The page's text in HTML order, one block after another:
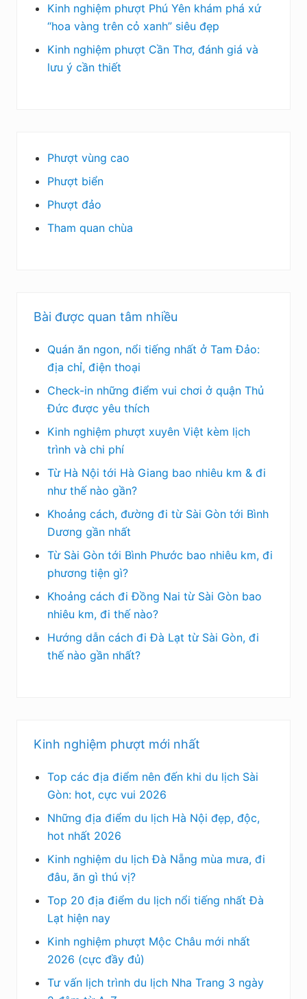
Kinh nghiệm phượt Phú Yên khám phá xứ
“hoa vàng trên cỏ xanh” siêu đẹp
Kinh nghiệm phượt Cần Thơ, đánh giá và
lưu ý cần thiết
Phượt vùng cao
Phượt biển
Phượt đảo
Tham quan chùa
Bài được quan tâm nhiều
Quán ăn ngon, nổi tiếng nhất ở Tam Đảo:
địa chỉ, điện thoại
Check-in những điểm vui chơi ở quận Thủ
Đức được yêu thích
Kinh nghiệm phượt xuyên Việt kèm lịch
trình và chi phí
Từ Hà Nội tới Hà Giang bao nhiêu km & đi
như thế nào gần?
Khoảng cách, đường đi từ Sài Gòn tới Bình
Dương gần nhất
Từ Sài Gòn tới Bình Phước bao nhiêu km, đi
phương tiện gì?
Khoảng cách đi Đồng Nai từ Sài Gòn bao
nhiêu km, đi thế nào?
Hướng dẫn cách đi Đà Lạt từ Sài Gòn, đi
thế nào gần nhất?
Kinh nghiệm phượt mới nhất
Top các địa điểm nên đến khi du lịch Sài
Gòn: hot, cực vui 2026
Những địa điểm du lịch Hà Nội đẹp, độc,
hot nhất 2026
Kinh nghiệm du lịch Đà Nẵng mùa mưa, đi
đâu, ăn gì thú vị?
Top 20 địa điểm du lịch nổi tiếng nhất Đà
Lạt hiện nay
Kinh nghiệm phượt Mộc Châu mới nhất
2026 (cực đầy đủ)
Tư vấn lịch trình du lịch Nha Trang 3 ngày